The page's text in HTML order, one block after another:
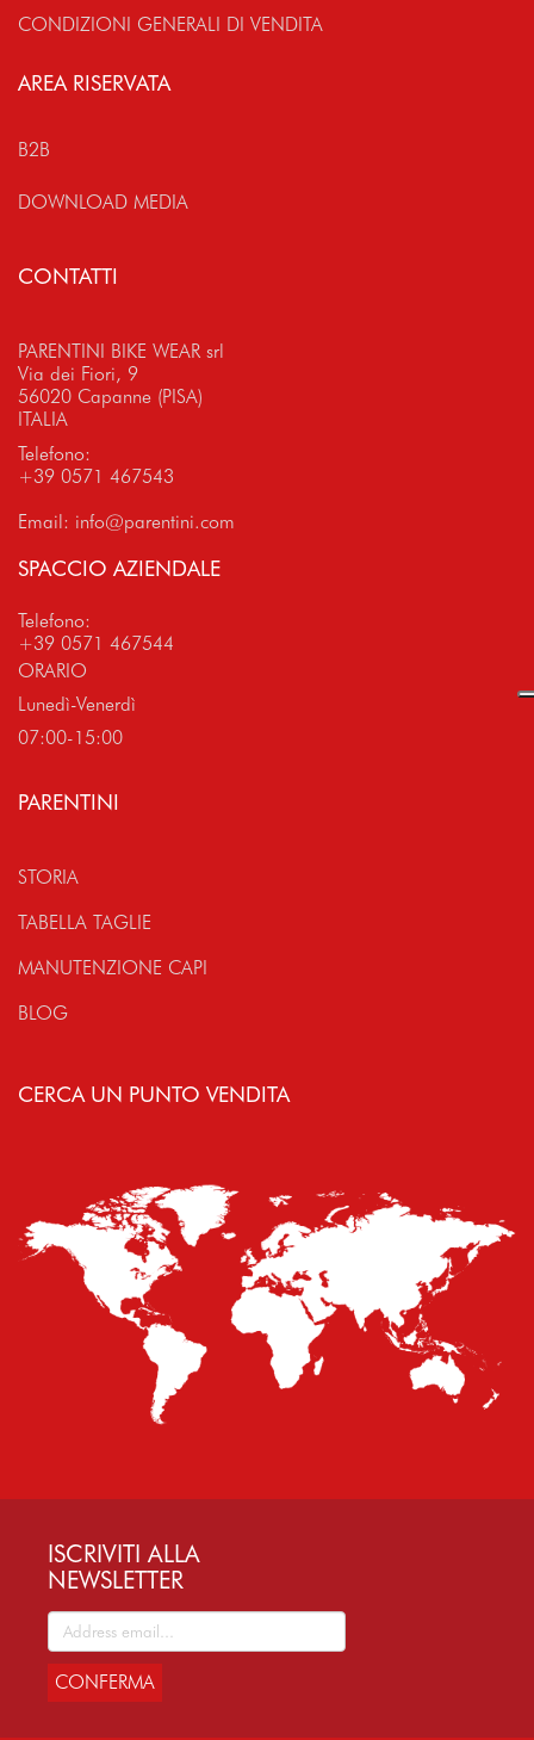
CONDIZIONI GENERALI DI VENDITA
AREA RISERVATA
B2B
DOWNLOAD MEDIA
CONTATTI
PARENTINI BIKE WEAR srl
Via dei Fiori, 9
56020 Capanne (PISA)
ITALIA
Telefono:
+39 0571 467543
Email: info@parentini.com
SPACCIO AZIENDALE
Telefono:
+39 0571 467544
ORARIO
Lunedì-Venerdì
07:00-15:00
PARENTINI
STORIA
TABELLA TAGLIE
MANUTENZIONE CAPI
BLOG
CERCA UN PUNTO VENDITA
ISCRIVITI ALLA
NEWSLETTER
CONFERMA